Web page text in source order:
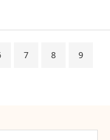
7 8 9